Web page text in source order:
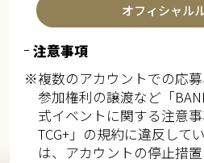
オフィシャル
注意事項
※複数のアカウントでの応
参加権利の譲渡など「
式イベントに関する注意
TCG+」の規約に違反して
は、アカウントの停止措置